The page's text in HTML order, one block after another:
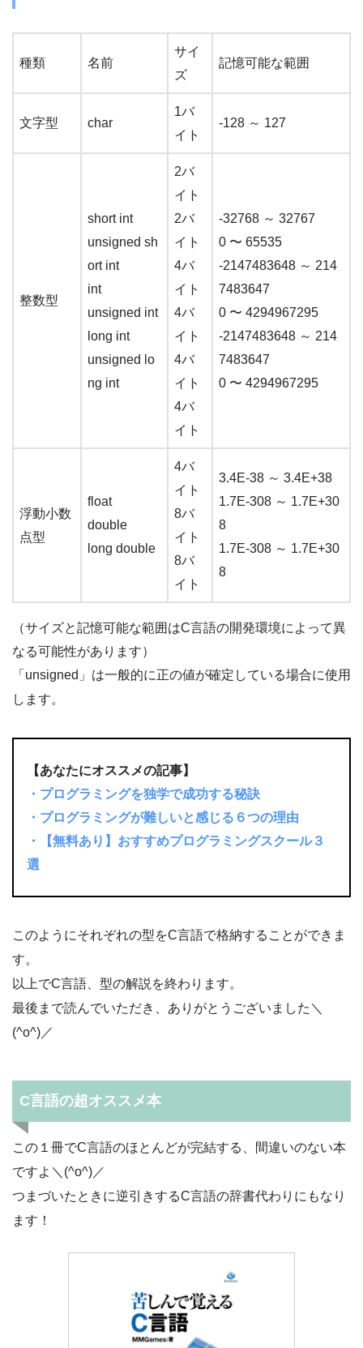
種類 名前
サイ
ズ
記憶可能な範囲
文字型 char
1バ
イト
-128 ～ 127
整数型
short int
unsigned sh
ort int
int
unsigned int
long int
unsigned lo
ng int
2バ
イト
2バ
イト
4バ
イト
4バ
イト
4バ
イト
4バ
イト
-32768 ～ 32767
0 〜 65535
-2147483648 ～ 214
7483647
0 〜 4294967295
-2147483648 ～ 214
7483647
0 〜 4294967295
浮動小数
点型
float
double
long double
4バ
イト
8バ
イト
8バ
イト
3.4E-38 ～ 3.4E+38
1.7E-308 ～ 1.7E+30
8
1.7E-308 ～ 1.7E+30
8
（サイズと記憶可能な範囲はC言語の開発環境によって異
なる可能性があります）
「unsigned」は一般的に正の値が確定している場合に使用
します。
【あなたにオススメの記事】
・プログラミングを独学で成功する秘訣
・プログラミングが難しいと感じる６つの理由
・【無料あり】おすすめプログラミングスクール３
選
このようにそれぞれの型をC言語で格納することができま
す。
以上でC言語、型の解説を終わります。
最後まで読んでいただき、ありがとうございました＼
(^o^)／
C言語の超オススメ本
この１冊でC言語のほとんどが完結する、間違いのない本
ですよ＼(^o^)／
つまづいたときに逆引きするC言語の辞書代わりにもなり
ます！